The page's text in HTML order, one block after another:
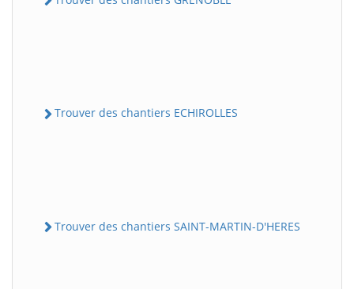
Trouver des chantiers ECHIROLLES
Trouver des chantiers SAINT-MARTIN-D'HERES